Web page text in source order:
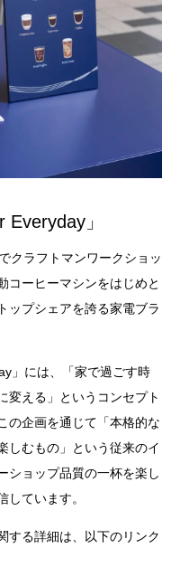
」
クラフトマンワークショッ
コーヒーマシンをはじめと
ップシェアを誇る家電ブラ
」には、「家で過ごす時
変える」というコンセプト
の企画を通じて「本格的な
しむもの」という従来のイ
ショップ品質の一杯を楽し
ています。
する詳細は、以下のリンク